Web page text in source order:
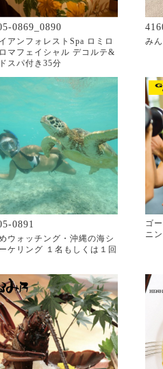
0869_0890
アンフォレストSpa ロミロ
マフェイシャル デコルテ&
スパ付き35分
み
0891
ウォッチング・沖縄の海シ
ケリング １名もしくは１回
ゴ
ニ